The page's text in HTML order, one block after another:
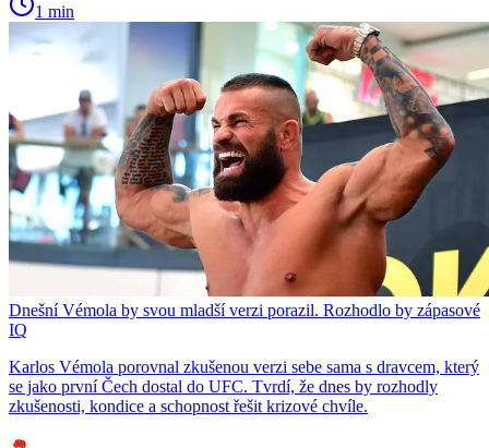
1 min
Dnešní Vémola by svou mladší verzi porazil. Rozhodlo by zápasové
IQ
Karlos Vémola porovnal zkušenou verzi sebe sama s dravcem, který
se jako první Čech dostal do UFC. Tvrdí, že dnes by rozhodly
zkušenosti, kondice a schopnost řešit krizové chvíle.